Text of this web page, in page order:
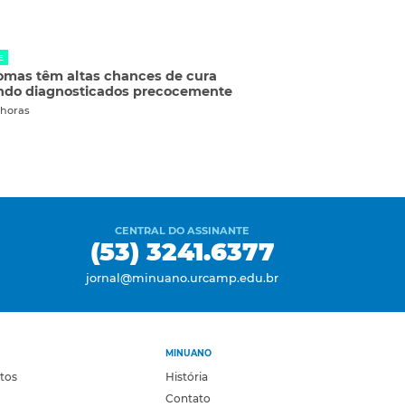
têm altas chances de cura
diagnosticados precocemente
CENTRAL DO ASSINANTE
(53) 3241.6377
jornal@minuano.urcamp.edu.br
MINUANO
História
Contato